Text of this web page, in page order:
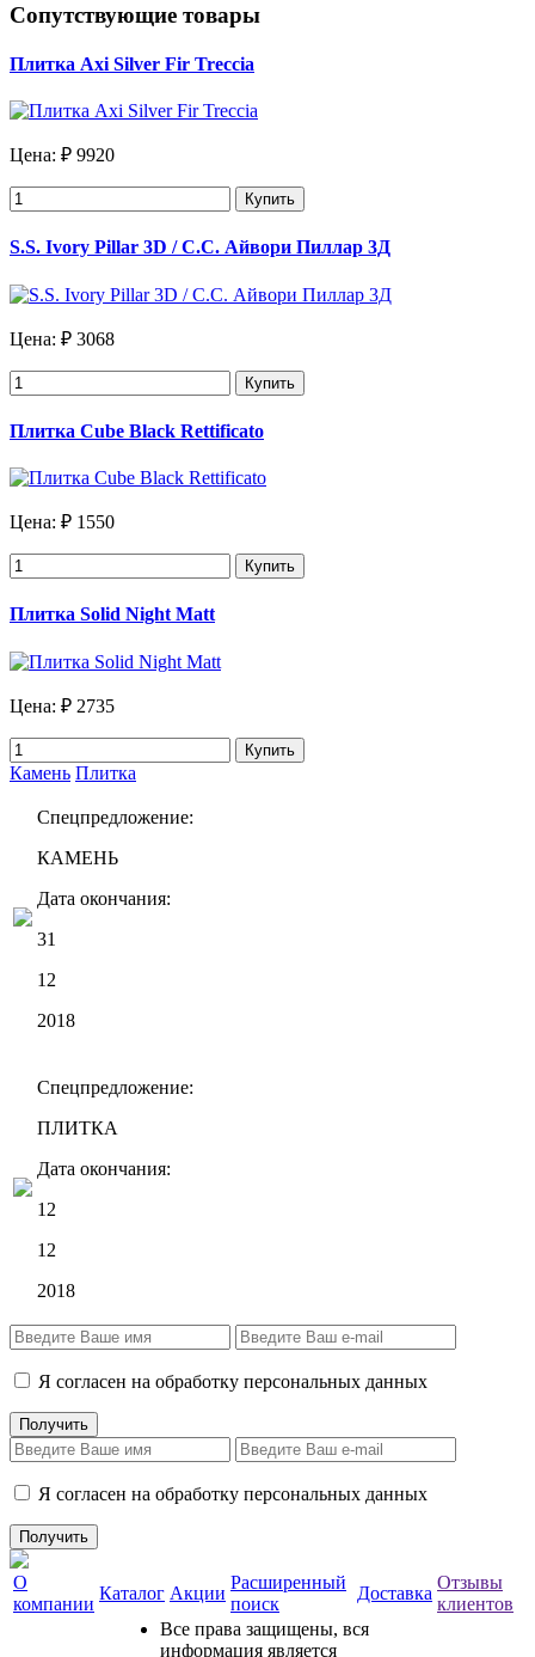
Сопутствующие товары
Плитка Axi Silver Fir Treccia
Цена: ₽ 9920
Купить
S.S. Ivory Pillar 3D / С.С. Айвори Пиллар 3Д
Цена: ₽ 3068
Купить
Плитка Cube Black Rettificato
Цена: ₽ 1550
Купить
Плитка Solid Night Matt
Цена: ₽ 2735
Купить
Камень Плитка
Спецпредложение:
КАМЕНЬ
Дата окончания:
31
12
2018
Спецпредложение:
ПЛИТКА
Дата окончания:
12
12
2018
Я согласен на обработку персональных данных
Я согласен на обработку персональных данных
О
компании
Каталог Акции
Расширенный
поиск
Доставка
Отзывы
клиентов
Все права защищены, вся
информация является